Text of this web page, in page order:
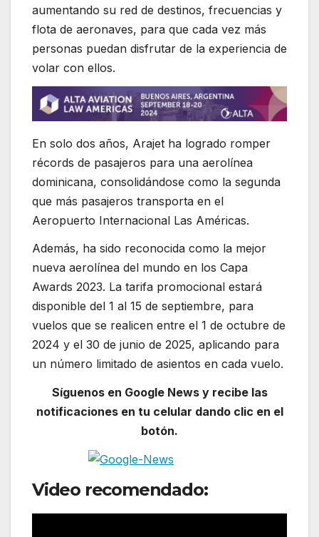
aumentando su red de destinos, frecuencias y
flota de aeronaves, para que cada vez más
personas puedan disfrutar de la experiencia de
volar con ellos.
En solo dos años, Arajet ha logrado romper
récords de pasajeros para una aerolínea
dominicana, consolidándose como la segunda
que más pasajeros transporta en el
Aeropuerto Internacional Las Américas.
Además, ha sido reconocida como la mejor
nueva aerolínea del mundo en los Capa
Awards 2023. La tarifa promocional estará
disponible del 1 al 15 de septiembre, para
vuelos que se realicen entre el 1 de octubre de
2024 y el 30 de junio de 2025, aplicando para
un número limitado de asientos en cada vuelo.
Síguenos en Google News y recibe las
notificaciones en tu celular dando clic en el
botón.
Video recomendado: